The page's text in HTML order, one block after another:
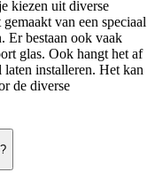
kiezen uit diverse
van een speciaal
Er bestaan ook vaak
glas. Ook hangt het af
installeren. Het kan
de diverse